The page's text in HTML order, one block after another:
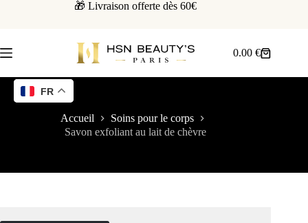
🎁 Livraison offerte dès 60€
0.00€
Accueil
Soins pour le corps
Savon exfoliant au lait de chèvre
FR